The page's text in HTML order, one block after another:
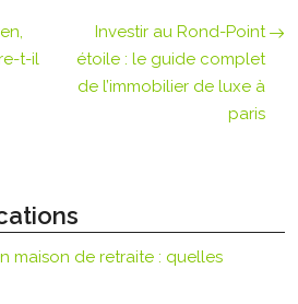
t-il
Investir au Rond-Point
étoile : le guide complet
de l’immobilier de luxe à
paris
maison de retraite : quelles